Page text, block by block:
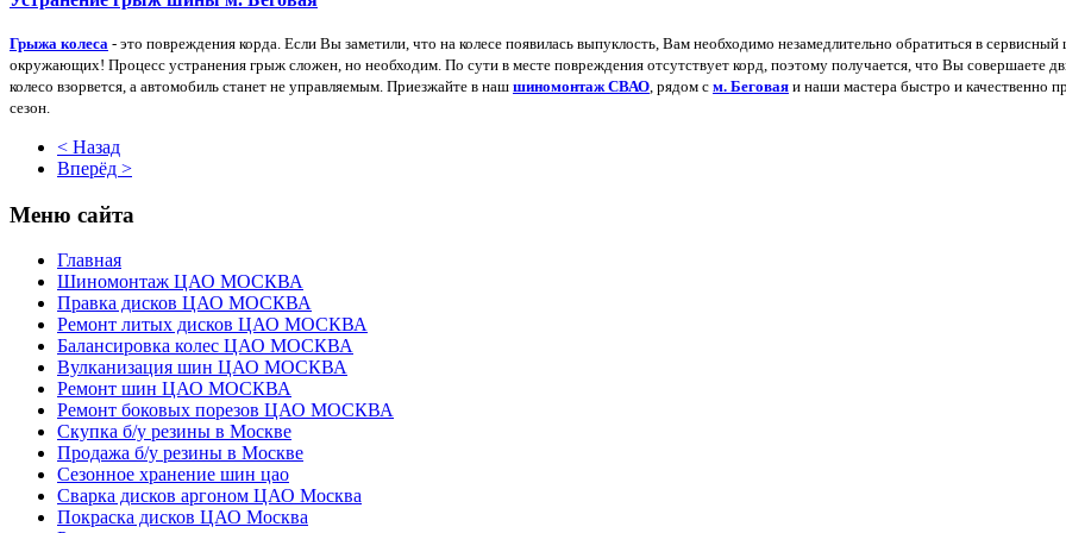
Грыжа колеса - это повреждения корда. Если Вы заметили, что на колесе появилась выпуклость, Вам необходимо незамедлительно обратиться в
окружающих! Процесс устранения грыж сложен, но необходим. По сути в месте повреждения отсутствует корд, поэтому получается, что Вы совершаете
колесо взорвется, а автомобиль станет не управляемым. Приезжайте в наш шиномонтаж СВАО , рядом с м. Беговая и наши мастера быстро и качественно
сезон.
< Назад
Вперёд >
Меню сайта
Главная
Шиномонтаж ЦАО МОСКВА
Правка дисков ЦАО МОСКВА
Ремонт литых дисков ЦАО МОСКВА
Балансировка колес ЦАО МОСКВА
Вулканизация шин ЦАО МОСКВА
Ремонт шин ЦАО МОСКВА
Ремонт боковых порезов ЦАО МОСКВА
Скупка б/у резины в Москве
Продажа б/у резины в Москве
Сезонное хранение шин цао
Сварка дисков аргоном ЦАО Москва
Покраска дисков ЦАО Москва